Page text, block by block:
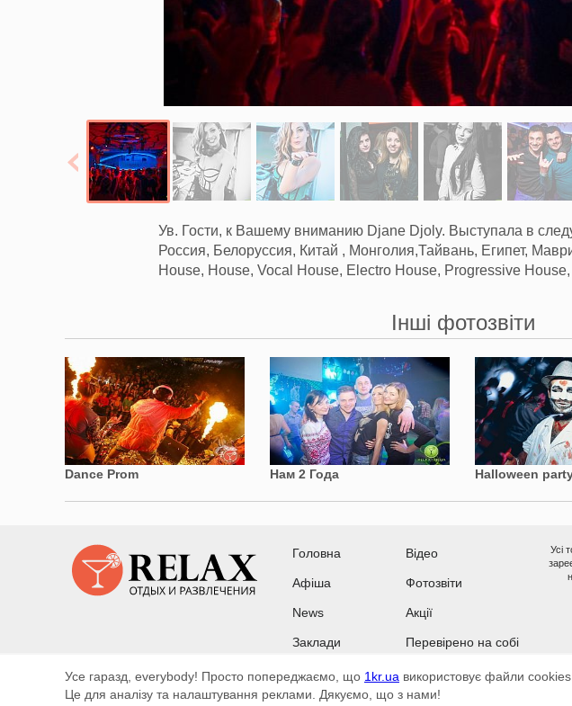
Ув. Гости, к Вашему вниманию Djane Djoly. Выступала в
Россия, Белоруссия, Китай , Монголия,Тайвань, Египет,
House, House, Vocal House, Electro House, Progressive
Інші фотозвіти
Dance Prom Нам 2 Года Halloween
Головна
Афіша
News
Заклади
Відео
Фотозвіти
Акції
Перевірено на собі
Усі
Copyright © 2010 - 2026 Всі права захищені
Усе гаразд, everybody! Просто попереджаємо, що 1kr.ua використовує файли cookies.
Це для аналізу та налаштування реклами. Дякуємо, що з нами!